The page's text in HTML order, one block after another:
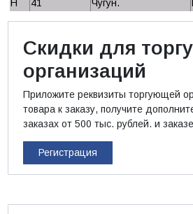
H
41 Чугун.
Скидки для
организаций
Приложите реквизиты торгующей
товара к заказу, получите
заказах от 500 тыс. рублей. и
Регистрация